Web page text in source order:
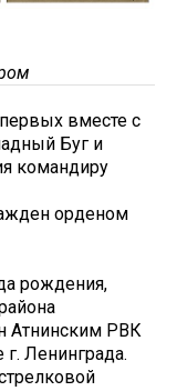
вместе с
Буг и
командиру
орденом
рождения,
Атнинским РВК
г. Ленинграда.